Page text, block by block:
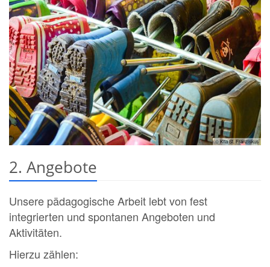
© Kita St. Franziskus
2. Angebote
Unsere pädagogische Arbeit lebt von fest
integrierten und spontanen Angeboten und
Aktivitäten.
Hierzu zählen: